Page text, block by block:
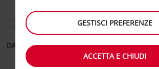
Scegli una località di riconsegna diversa
DAL GIORNO AL GIORNO
GESTISCI PREFERENZE
ACCETTA E CHIUDI